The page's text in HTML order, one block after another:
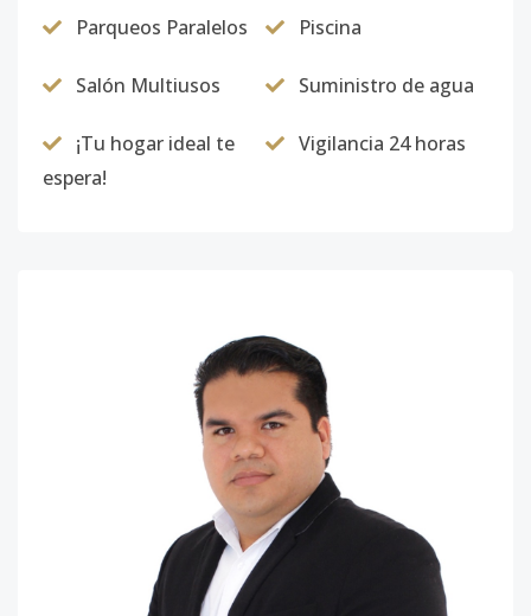
Parqueos Paralelos Piscina
Salón Multiusos Suministro de agua
¡Tu hogar ideal te
espera!
Vigilancia 24 horas